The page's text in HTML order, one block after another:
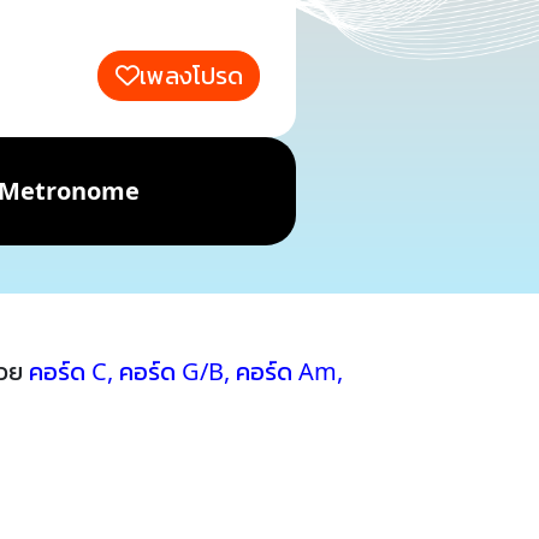
เพลงโปรด
ย คอร์ด C, คอร์ด G/B, คอร์ด Am,